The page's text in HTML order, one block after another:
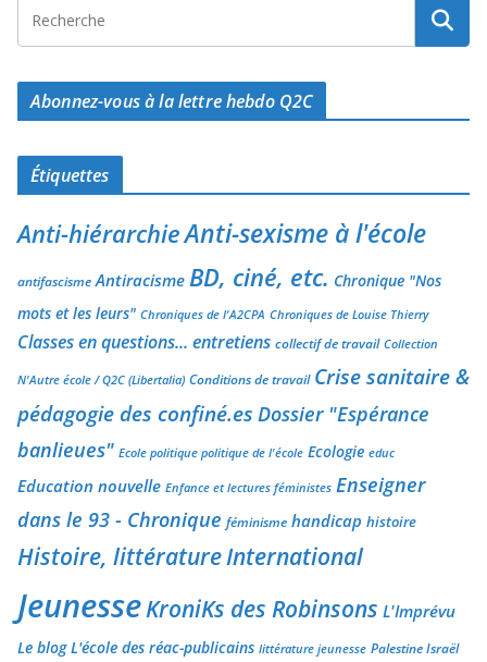
Abonnez-vous à la lettre hebdo Q2C
Étiquettes
Anti-hiérarchieAnti-sexisme à l'école
antifascisme Antiracisme BD, ciné, etc. Chronique "Nos
mots et les leurs" Chroniques de l'A2CPA Chroniques de Louise Thierry
Classes en questions... entretiens collectif de travail Collection
N'Autre école / Q2C (Libertalia) Conditions de travail Crise sanitaire &
pédagogie des confiné.es Dossier "Espérance
banlieues" Ecole politique politique de l'école Ecologie educ
Education nouvelle Enfance et lectures féministes Enseigner
dans le 93 - Chronique féminisme handicap histoire
Histoire, littératureInternational
JeunesseKroniKs des Robinsons L'Imprévu
Le blog L'école des réac-publicains littérature jeunesse Palestine Israël